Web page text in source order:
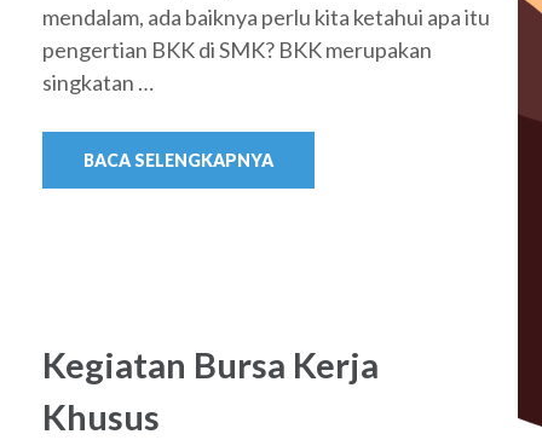
mendalam, ada baiknya perlu kita ketahui apa itu
pengertian BKK di SMK? BKK merupakan
singkatan …
BACA SELENGKAPNYA
Kegiatan Bursa Kerja
Khusus